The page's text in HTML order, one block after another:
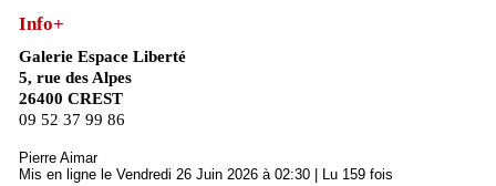
Info+
Galerie Espace Liberté
5, rue des Alpes
26400 CREST
09 52 37 99 86
Pierre Aimar
Mis en ligne le Vendredi 26 Juin 2026 à 02:30 | Lu 159 fois